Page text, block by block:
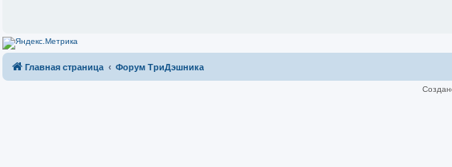
Главная страница Форум ТриДэшника